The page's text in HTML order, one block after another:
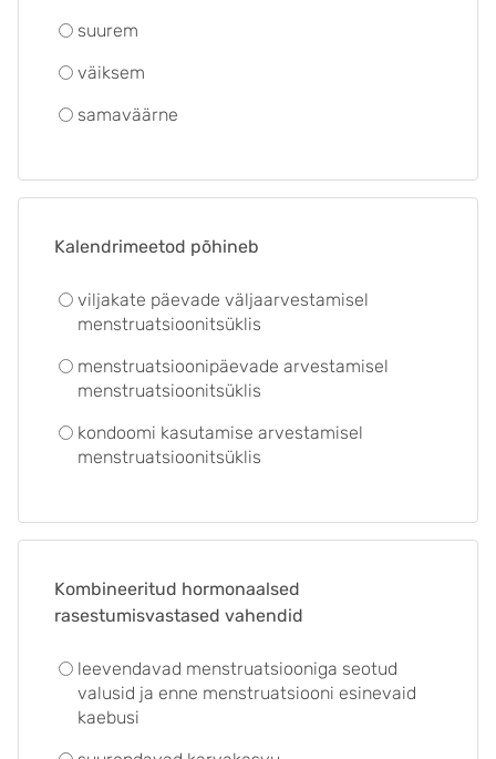
suurem
väiksem
samaväärne
Kalendrimeetod põhineb
viljakate päevade väljaarvestamisel
menstruatsioonitsüklis
menstruatsioonipäevade arvestamisel
menstruatsioonitsüklis
kondoomi kasutamise arvestamisel
menstruatsioonitsüklis
Kombineeritud hormonaalsed
rasestumisvastased vahendid
leevendavad menstruatsiooniga seotud
valusid ja enne menstruatsiooni esinevaid
kaebusi